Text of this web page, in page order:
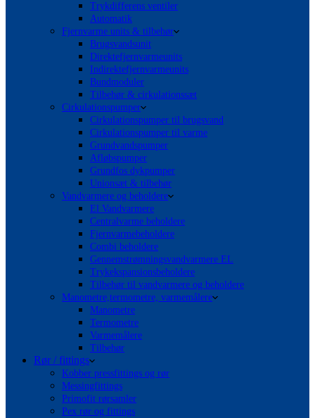
Trykdifferens ventiler
Automatik
Fjernvarme units & tilbehør
Brugsvandsunit
Direktefjernvarmeunits
Indirektefjernvarmeunits
Bundmoduler
Tilbehør & cirkulationssæt
Cirkulationspumper
Cirkulationspumper til brugsvand
Cirkulationspumper til varme
Grundvandspumper
Afløbspumper
Grundfos dykpumper
Unionsæt & tilbehør
Vandvarmere og beholdere
El Vandvarmere
Centralvarme beholdere
Fjernvarmebeholdere
Combi beholdere
Gennemstrømningsvandvarmere EL
Trykekspansionsbeholdere
Tilbehør til vandvarmere og beholdere
Manometre,termometre, varmemålere
Manometre
Termometre
Varmemålere
Tilbehør
Rør / fittings
Kobber pressfittings og rør
Messingfittings
Primofit rørsamler
Pex rør og fittings